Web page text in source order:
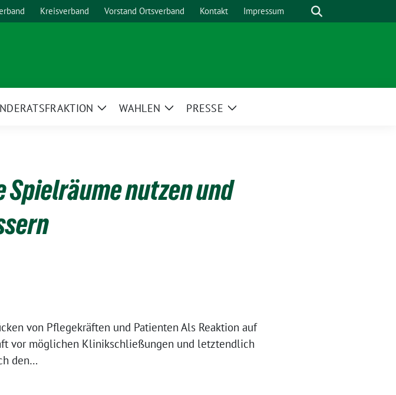
Kreisverband Vorstand Ortsverband Kontakt Impressum Suche
ZeigeWAHLEN
ZeigePRESSE
Zeige
nutzen und
von Pflegekräften und Patienten Als Reaktion auf
vor möglichen Klinikschließungen und letztendlich
den…